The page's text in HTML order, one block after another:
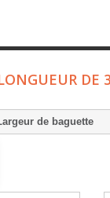
DE
de baguette